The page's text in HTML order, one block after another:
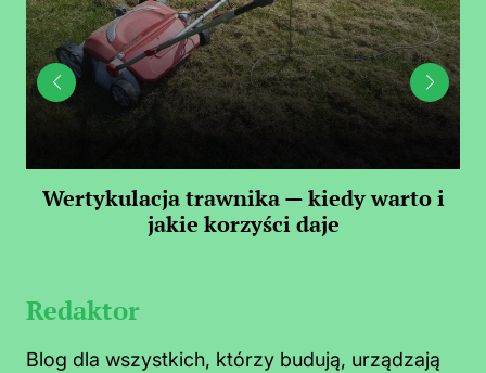
Wertykulacja trawnika — kiedy warto i
jakie korzyści daje
Redaktor
Blog dla wszystkich, którzy budują, urządzają